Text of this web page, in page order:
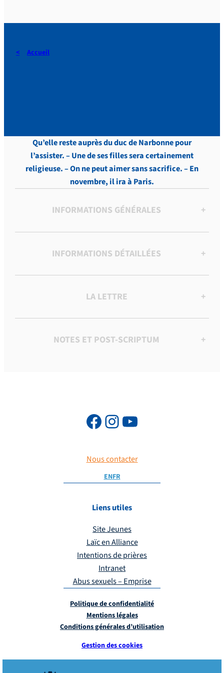
Accueil
Qu’elle reste auprès du duc de Narbonne pour
l’assister. – Une de ses filles sera certainement
religieuse. – On ne peut aimer sans sacrifice. – En
novembre, il ira à Paris.
INFORMATIONS GÉNÉRALES +
INFORMATIONS DÉTAILLÉES +
LA LETTRE +
NOTES ET POST-SCRIPTUM +
Nous contacter
ENFR
Liens utiles
Site Jeunes
Laïc en Alliance
Intentions de prières
Intranet
Abus sexuels – Emprise
Politique de confidentialité
Mentions légales
Conditions générales d’utilisation
Gestion des cookies